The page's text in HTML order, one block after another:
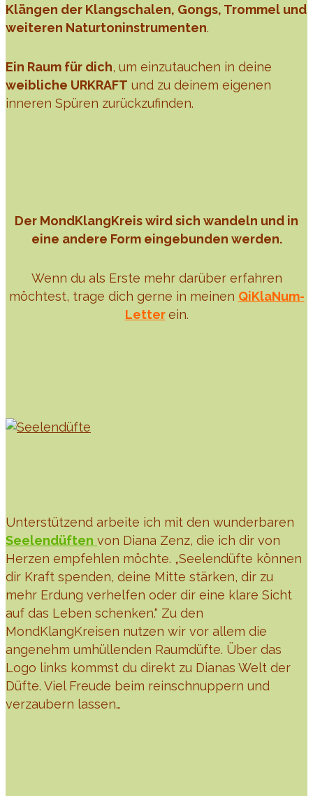
Klängen der Klangschalen, Gongs, Trommel und
weiteren Naturtoninstrumenten.
Ein Raum für dich, um einzutauchen in deine
weibliche URKRAFT und zu deinem eigenen
inneren Spüren zurückzufinden.
Der MondKlangKreis wird sich wandeln und in
eine andere Form eingebunden werden.
Wenn du als Erste mehr darüber erfahren
möchtest, trage dich gerne in meinen QiKlaNum-
Letter ein.
Unterstützend arbeite ich mit den wunderbaren
Seelendüften von Diana Zenz, die ich dir von
Herzen empfehlen möchte. „Seelendüfte können
dir Kraft spenden, deine Mitte stärken, dir zu
mehr Erdung verhelfen oder dir eine klare Sicht
auf das Leben schenken.“ Zu den
MondKlangKreisen nutzen wir vor allem die
angenehm umhüllenden Raumdüfte. Über das
Logo links kommst du direkt zu Dianas Welt der
Düfte. Viel Freude beim reinschnuppern und
verzaubern lassen…